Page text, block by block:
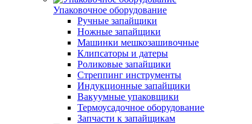
Упаковочное оборудование
Ручные запайщики
Ножные запайщики
Машинки мешкозашивочные
Клипсаторы и датеры
Роликовые запайщики
Стреппинг инструменты
Индукционные запайщики
Вакуумные упаковщики
Термоусадочное оборудование
Запчасти к запайщикам